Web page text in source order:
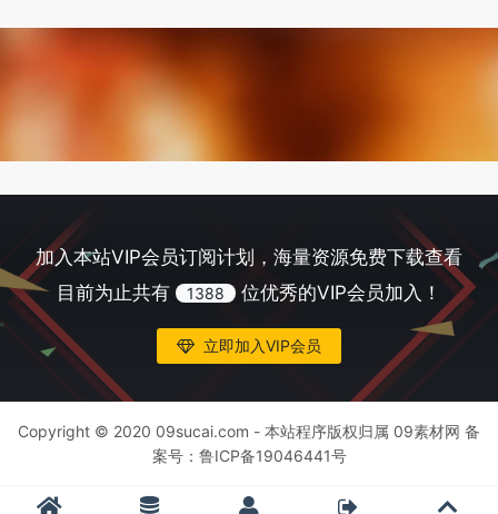
加入本站VIP会员订阅计划，海量资源免费下载查看
目前为止共有
1388 位优秀的VIP会员加入！
立即加入VIP会员
Copyright © 2020 09sucai.com - 本站程序版权归属 09素材网 备
案号： 鲁ICP备19046441号